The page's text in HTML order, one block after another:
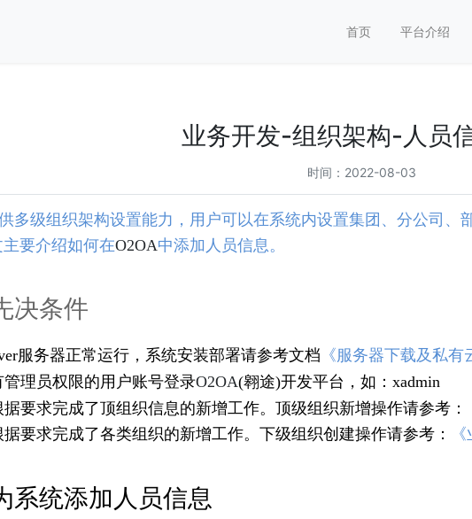
首页 平台介绍
业务开发-组织架构-人员
时间：2022-08-03
多级组织架构设置能力，用户可以在系统内设置集团、分公司、
要介绍如何在O2OA中添加人员信息。
决条件
服务器正常运行，系统安装部署请参考文档 《服务器下载及私有
管理员权限的用户账号登录O2OA(翱途)开发平台，如：xadmin
据要求完成了顶组织信息的新增工作。顶级组织新增操作请参考：
据要求完成了各类组织的新增工作。下级组织创建操作请参考：
系统添加人员信息